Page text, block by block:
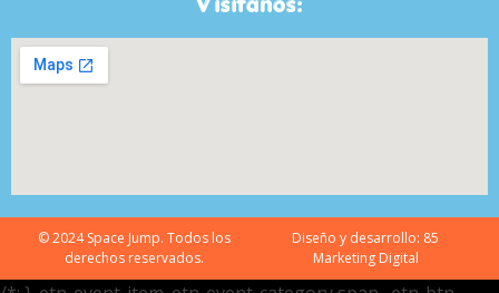
© 2024 Space Jump. Todos los
derechos reservados.
Diseño y desarrollo: 85
Marketing Digital